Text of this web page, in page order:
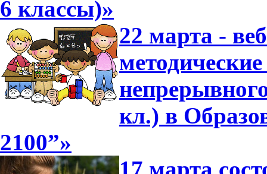
6 классы)»
22 марта -
кл.) в
2100”»